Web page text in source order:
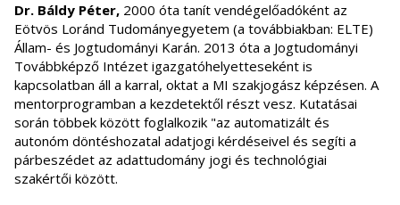
Dr. Báldy Péter, 2000 óta tanít vendégelőadóként az
Eötvös Loránd Tudományegyetem (a továbbiakban: ELTE)
Állam- és Jogtudományi Karán. 2013 óta a Jogtudományi
Továbbképző Intézet igazgatóhelyetteseként is
kapcsolatban áll a karral, oktat a MI szakjogász képzésen. A
mentorprogramban a kezdetektől részt vesz. Kutatásai
során többek között foglalkozik "az automatizált és
autonóm döntéshozatal adatjogi kérdéseivel és segíti a
párbeszédet az adattudomány jogi és technológiai
szakértői között.